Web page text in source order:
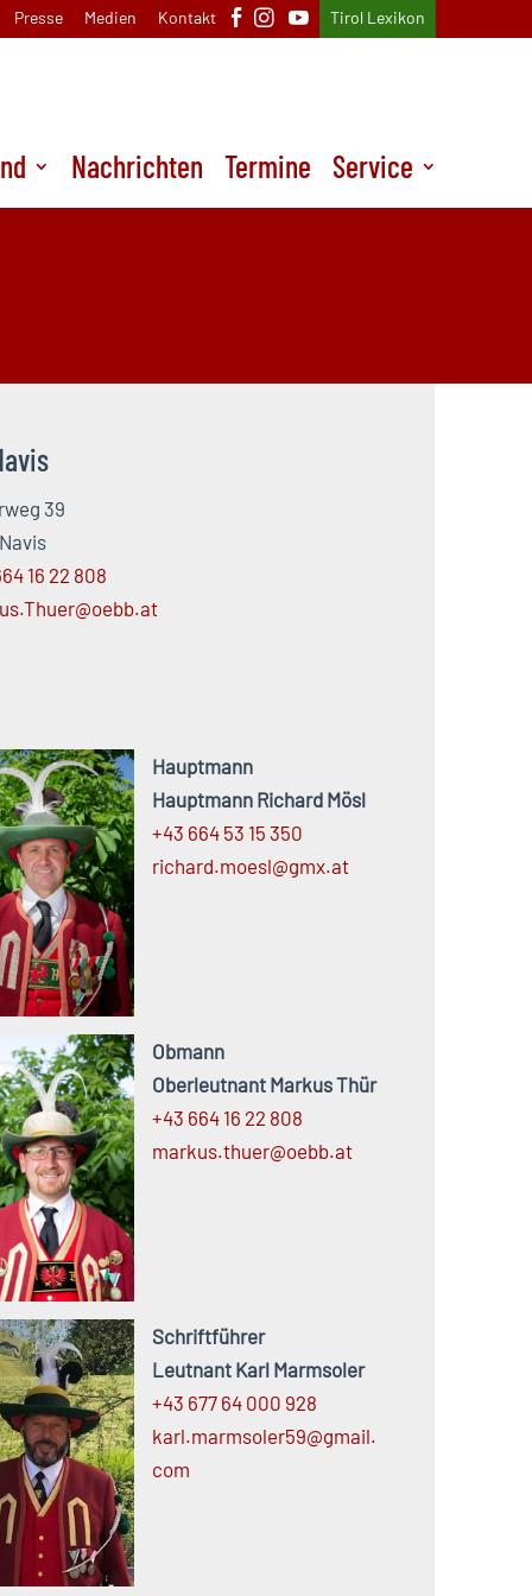
Presse Medien Kontakt Tirol Lexikon
Nachrichten Termine Service
39
16 22 808
Hauptmann
Hauptmann Richard Mösl
+43 664 53 15 350
richard.moesl@gmx.at
Obmann
Oberleutnant Markus Thür
+43 664 16 22 808
markus.thuer@oebb.at
Schriftführer
Leutnant Karl Marmsoler
+43 677 64 000 928
karl.marmsoler59@gmail.
com